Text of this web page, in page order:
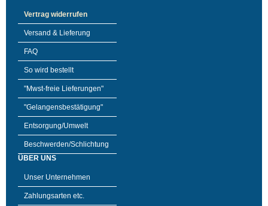
Vertrag widerrufen
Versand & Lieferung
FAQ
So wird bestellt
"Mwst-freie Lieferungen"
"Gelangensbestätigung"
Entsorgung/Umwelt
Beschwerden/Schlichtung
ÜBER UNS
Unser Unternehmen
Zahlungsarten etc.